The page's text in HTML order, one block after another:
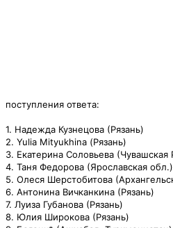
поступления ответа:
1. Надежда Кузнецова (Рязань)
2. Yulia Mityukhina (Рязань)
3. Екатерина Соловьева
4. Таня Федорова (Ярославская обл.)
5. Олеся Шерстобитова
6. Антонина Вичканкина (Рязань)
7. Луиза Губанова (Рязань)
8. Юлия Широкова (Рязань)